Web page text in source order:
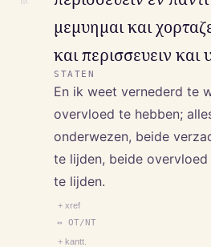
μεμυημαι και
και περισσευειν και
STATEN
En ik weet vernederd te
overvloed te hebben;
onderwezen, beide
te lijden, beide
te lijden.
+ xref
↔ OT/NT
+ kantt.